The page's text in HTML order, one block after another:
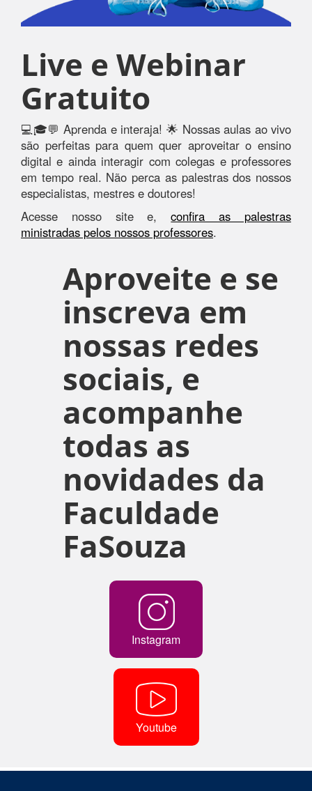
Live e Webinar
Gratuito
💻🎓💬 Aprenda e interaja! 🌟 Nossas aulas ao vivo
são perfeitas para quem quer aproveitar o ensino
digital e ainda interagir com colegas e professores
em tempo real. Não perca as palestras dos nossos
especialistas, mestres e doutores!
Acesse nosso site e,confira as palestras
ministradas pelos nossos professores.
Aproveite e se
inscreva em
nossas redes
sociais, e
acompanhe
todas as
novidades da
Faculdade
FaSouza
Instagram
Youtube